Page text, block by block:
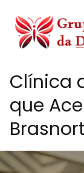
Clínica
que